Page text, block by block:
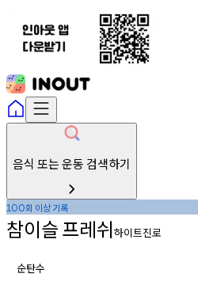
음식 또는 운동 검색하기
100회 이상기록
참이슬프레쉬하이트진로
순탄수